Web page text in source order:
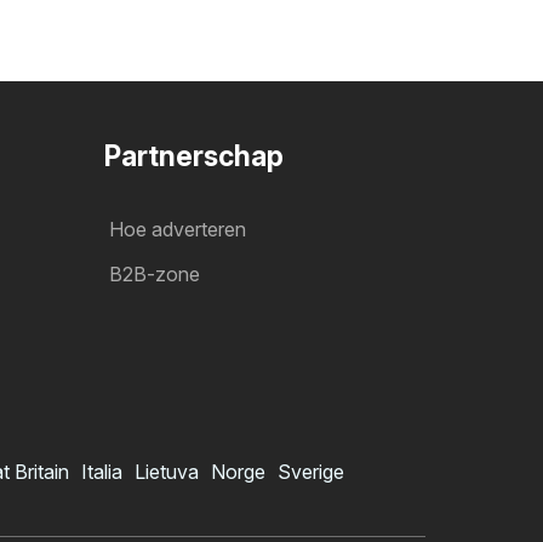
Partnerschap
Hoe adverteren
B2B-zone
Britain Italia Lietuva Norge Sverige